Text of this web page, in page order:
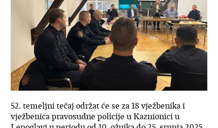
52. temeljni tečaj održat će se za 18 vježbenika i
vježbenica pravosudne policije u Kaznionici u